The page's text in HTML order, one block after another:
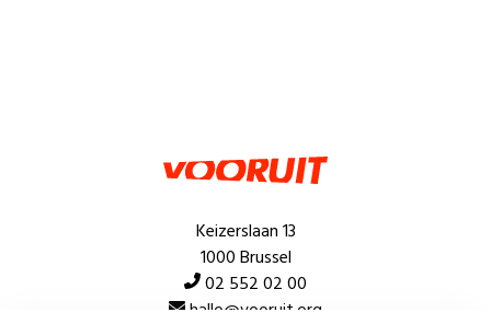
Keizerslaan 13
1000 Brussel
02 552 02 00
hallo@vooruit.org